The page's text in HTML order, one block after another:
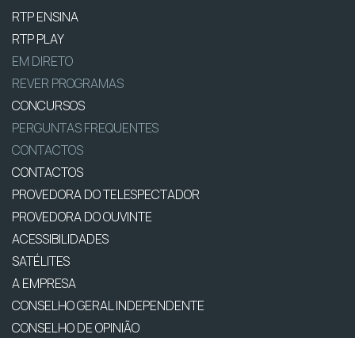
RTP ENSINA
RTP PLAY
EM DIRETO
REVER PROGRAMAS
CONCURSOS
PERGUNTAS FREQUENTES
CONTACTOS
CONTACTOS
PROVEDORA DO TELESPECTADOR
PROVEDORA DO OUVINTE
ACESSIBILIDADES
SATÉLITES
A EMPRESA
CONSELHO GERAL INDEPENDENTE
CONSELHO DE OPINIÃO